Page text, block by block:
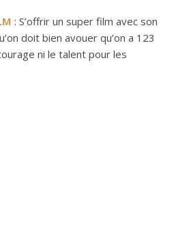
: S’offrir un super film avec son
doit bien avouer qu’on a 123
ni le talent pour les